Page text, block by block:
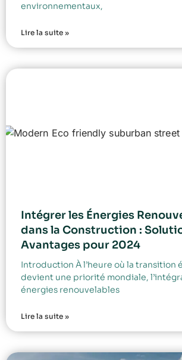
environnementaux,
Lire la suite »
Intégrer les Énergies
dans la Construction :
Avantages pour 2024
Introduction À l’heure où la transition
devient une priorité mondiale,
énergies renouvelables
Lire la suite »